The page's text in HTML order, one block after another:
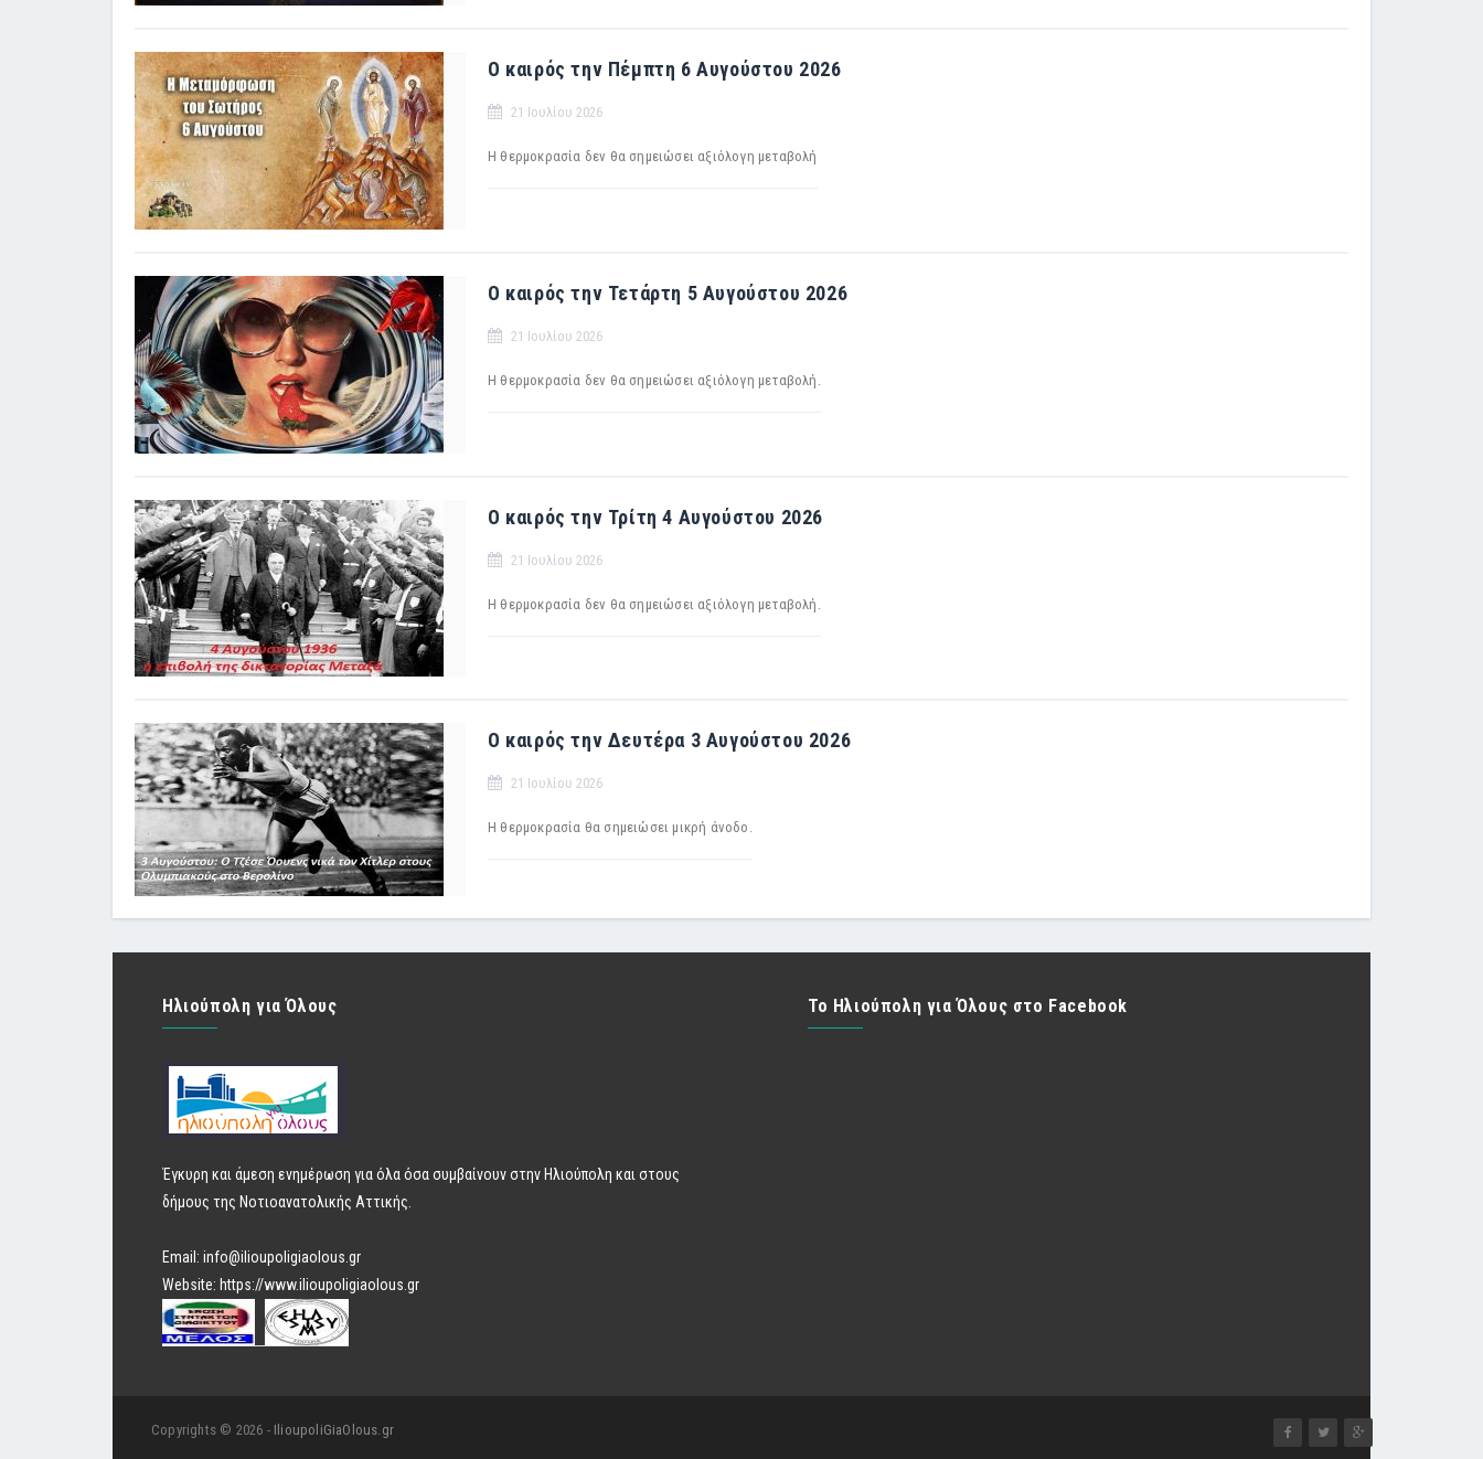
Ο καιρός την Πέμπτη 6 Αυγούστου 2026
21 Ιουλίου 2026
H θερμοκρασία δεν θα σημειώσει αξιόλογη μεταβολή
Ο καιρός την Τετάρτη 5 Αυγούστου 2026
21 Ιουλίου 2026
Η θερμοκρασία δεν θα σημειώσει αξιόλογη μεταβολή.
Ο καιρός την Τρίτη 4 Αυγούστου 2026
21 Ιουλίου 2026
Η θερμοκρασία δεν θα σημειώσει αξιόλογη μεταβολή.
Ο καιρός την Δευτέρα 3 Αυγούστου 2026
21 Ιουλίου 2026
Η θερμοκρασία θα σημειώσει μικρή άνοδο.
Ηλιούπολη για Όλους
Έγκυρη και άμεση ενημέρωση για όλα όσα συμβαίνουν στην Ηλιούπολη και στους
δήμους της Νοτιοανατολικής Αττικής.
Email: info@ilioupoligiaolous.gr
Website: https://www.ilioupoligiaolous.gr
Το Ηλιούπολη για Όλους στο Facebook
Copyrights © 2026 - IlioupoliGiaOlous.gr